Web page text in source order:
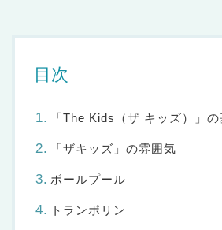
目次
「The Kids（ザ キッズ）」
「ザキッズ」の雰囲気
ボールプール
トランポリン